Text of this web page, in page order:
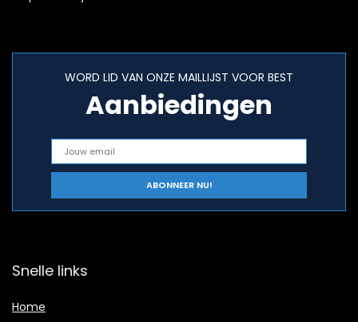
WORD LID VAN ONZE MAILLIJST VOOR BEST
Aanbiedingen
Snelle links
Home